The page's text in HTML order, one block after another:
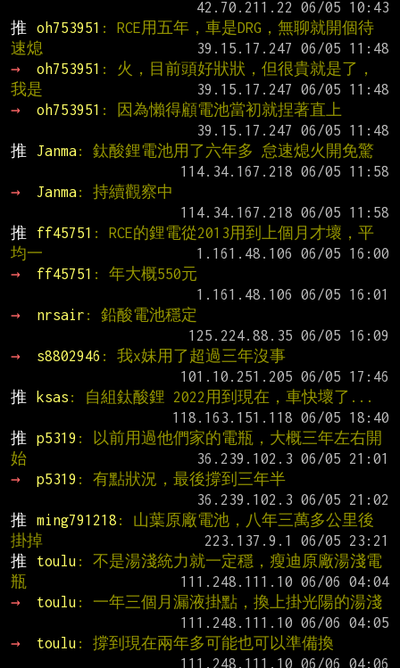
推
oh753951 : RCE用五年，車是DRG，無聊就開個待
速熄
→
oh753951 : 火，目前頭好狀狀，但很貴就是了，
我是
→
oh753951 : 因為懶得顧電池當初就捏著直上
推
Janma: 鈦酸鋰電池用了六年多 怠速熄火開免驚
→
Janma: 持續觀察中
推
ff45751 : RCE的鋰電從2013用到上個月才壞，平
均一
→
ff45751 : 年大概550元
→
nrsair : 鉛酸電池穩定
→
s8802946 : 我x妹用了超過三年沒事
推
ksas : 自組鈦酸鋰 2022用到現在，車快壞了...
推
p5319 : 以前用過他們家的電瓶，大概三年左右開
始
→
p5319 : 有點狀況，最後撐到三年半
推
ming791218 : 山葉原廠電池，八年三萬多公里後
掛掉
推
toulu : 不是湯淺統力就一定穩，瘦迪原廠湯淺電
瓶
→
toulu : 一年三個月漏液掛點，換上掛光陽的湯淺
→
toulu : 撐到現在兩年多可能也可以準備換